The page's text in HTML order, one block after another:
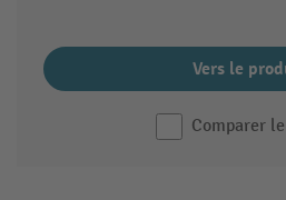
Vers le
Comparer